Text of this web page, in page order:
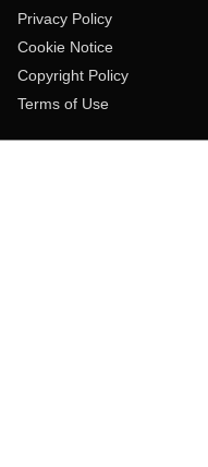
Privacy Policy
Cookie Notice
Copyright Policy
Terms of Use